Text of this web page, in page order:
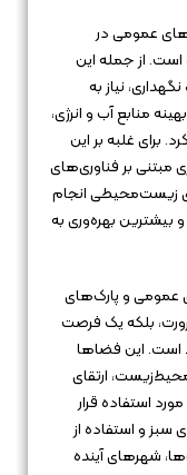
عمومی در
از جمله این
نیاز به
منابع آب و انرژی،
برای غلبه بر این
مبتنی بر فناوری‌های
زیست‌محیطی انجام
بیشترین بهره‌وری به
عمومی و پارک‌های
بلکه یک فرصت
است. این فضاها
ارتقای
استفاده قرار
سبز و استفاده از
شهرهای آینده